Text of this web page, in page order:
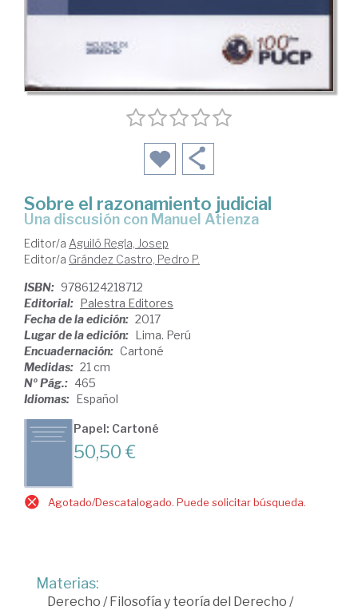
Sobre el razonamiento judicial
una discusión con Manuel Atienza
Editor/a Aguiló Regla, Josep
Editor/a Grández Castro, Pedro P.
ISBN: 9786124218712
Editorial: Palestra Editores
Fecha de la edición: 2017
Lugar de la edición: Lima. Perú
Encuadernación: Cartoné
Medidas: 21 cm
Nº Pág.: 465
Idiomas: Español
Papel: Cartoné
50,50 €
Agotado/Descatalogado. Puede solicitar búsqueda.
Materias:
Derecho / Filosofía y teoría del Derecho /